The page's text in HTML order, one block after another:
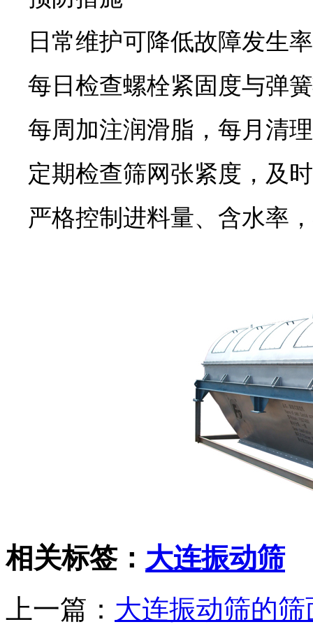
日常维护可降低故障发生
每日检查螺栓紧固度与弹
每周加注润滑脂，每月清
定期检查筛网张紧度，及
严格控制进料量、含水率
相关标签： 大连振动筛
上一篇： 大连振动筛的